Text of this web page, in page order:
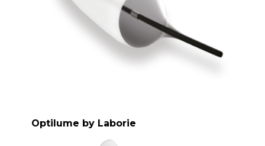
Optilume by Laborie